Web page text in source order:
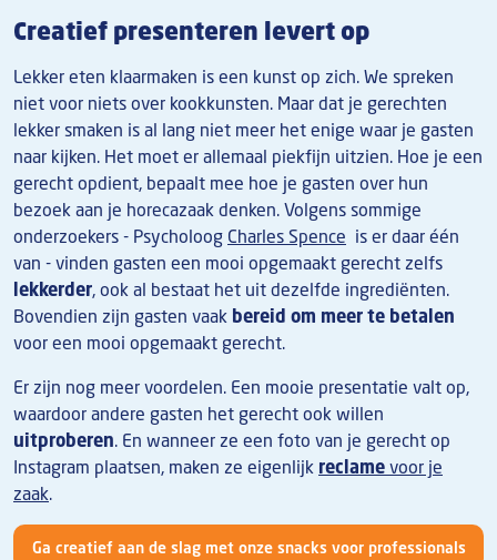
Creatief presenteren levert op
Lekker eten klaarmaken is een kunst op zich. We spreken
niet voor niets over kookkunsten. Maar dat je gerechten
lekker smaken is al lang niet meer het enige waar je gasten
naar kijken. Het moet er allemaal piekfijn uitzien. Hoe je een
gerecht opdient, bepaalt mee hoe je gasten over hun
bezoek aan je horecazaak denken. Volgens sommige
onderzoekers - Psycholoog Charles Spence is er daar één
van - vinden gasten een mooi opgemaakt gerecht zelfs
lekkerder, ook al bestaat het uit dezelfde ingrediënten.
Bovendien zijn gasten vaak bereid om meer te betalen
voor een mooi opgemaakt gerecht.
Er zijn nog meer voordelen. Een mooie presentatie valt op,
waardoor andere gasten het gerecht ook willen
uitproberen. En wanneer ze een foto van je gerecht op
Instagram plaatsen, maken ze eigenlijk reclamevoor je
zaak.
Ga creatief aan de slag met onze snacks voor professionals